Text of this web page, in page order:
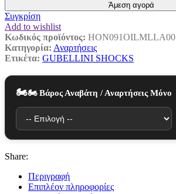
Άμεση αγορά
Συγκρίση
Add to wishlist
Κωδικός προϊόντος: HON091OILMLLA00
Κατηγορία: Αναρτήσεις
Ετικέτα: GUBELLINI SHOCKS
🏍️ Βάρος Αναβάτη / Αναρτήσεις Μόνο
Share:
Περιγραφή
Επιπλέον πληροφορίες